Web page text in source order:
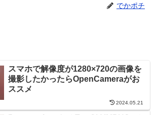
でかポチ
スマホで解像度が1280×720の画像を
撮影したかったらOpenCameraがお
ススメ
2024.05.21